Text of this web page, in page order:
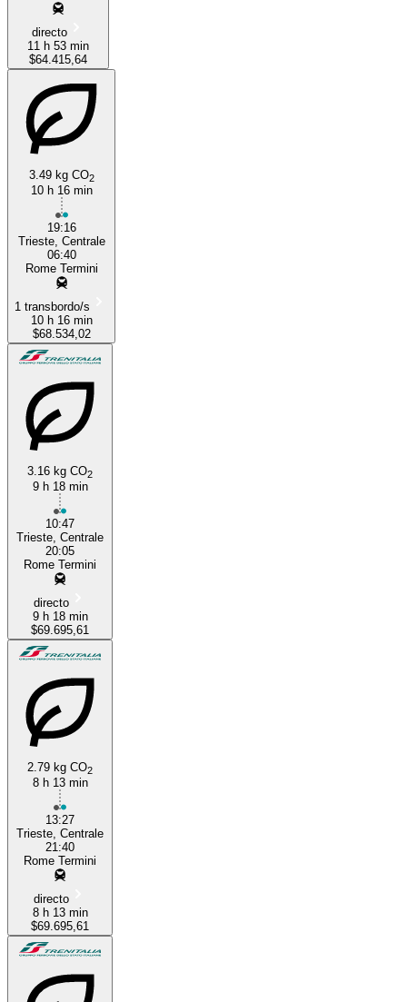
directo
11 h 53 min
$64.415,64
3.49 kg CO2
10 h 16 min
19:16
Trieste, Centrale
06:40
Rome Termini
1 transbordo/s
10 h 16 min
$68.534,02
3.16 kg CO2
9 h 18 min
10:47
Trieste, Centrale
20:05
Rome Termini
directo
9 h 18 min
$69.695,61
2.79 kg CO2
8 h 13 min
13:27
Trieste, Centrale
21:40
Rome Termini
directo
8 h 13 min
$69.695,61